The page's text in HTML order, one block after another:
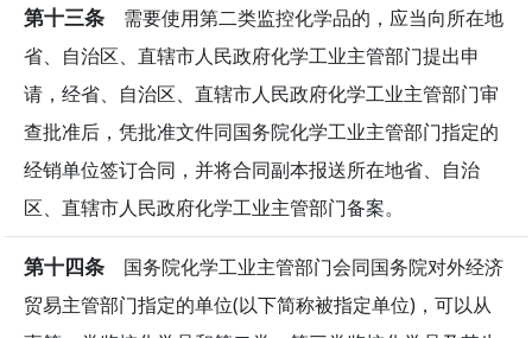
第十三条 需要使用第二类监控化学品的，应当向所在地
省、自治区、直辖市人民政府化学工业主管部门提出申
请，经省、自治区、直辖市人民政府化学工业主管部门审
查批准后，凭批准文件同国务院化学工业主管部门指定的
经销单位签订合同，并将合同副本报送所在地省、自治
区、直辖市人民政府化学工业主管部门备案。
第十四条 国务院化学工业主管部门会同国务院对外经济
贸易主管部门指定的单位(以下简称被指定单位)，可以从